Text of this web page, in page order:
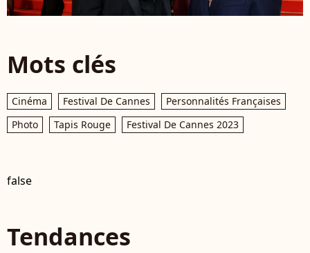
Mots clés
Cinéma Festival De Cannes
Personnalités Françaises
Photo
Tapis Rouge Festival De Cannes 2023
false
Tendances